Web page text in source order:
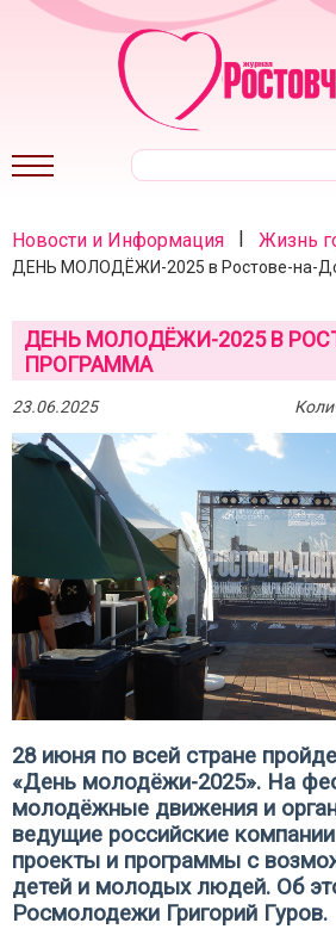
Новости и Информация | Жизнь
ДЕНЬ МОЛОДЁЖИ-2025 в Ростове-на-
ДЕНЬ МОЛОДЁЖИ-2025 В
ПРОГРАММА
23.06.2025
28 июня по всей стране
«День молодёжи-2025». На
молодёжные движения и
ведущие российские
проекты и программы с
детей и молодых людей. Об
Росмолодежи Григорий Гуров.